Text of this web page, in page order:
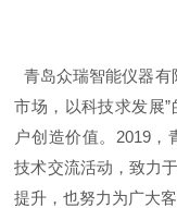
青岛众瑞智能仪器有
市场，以科技求发展”
户创造价值。 2019，
技术交流活动，致力
提升，也努力为广大